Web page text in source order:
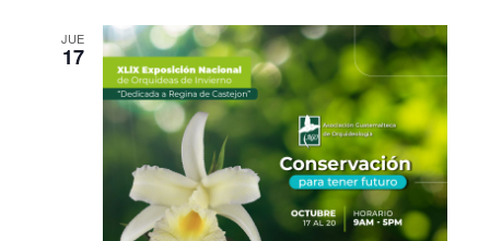
JUE
17